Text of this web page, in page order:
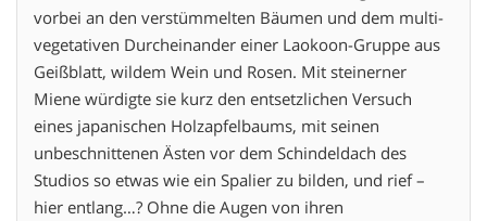
vorbei an den verstümmelten Bäumen und dem multi-
vegetativen Durcheinander einer Laokoon-Gruppe aus
Geißblatt, wildem Wein und Rosen. Mit steinerner
Miene würdigte sie kurz den entsetzlichen Versuch
eines japanischen Holzapfelbaums, mit seinen
unbeschnittenen Ästen vor dem Schindeldach des
Studios so etwas wie ein Spalier zu bilden, und rief –
hier entlang…? Ohne die Augen von ihren